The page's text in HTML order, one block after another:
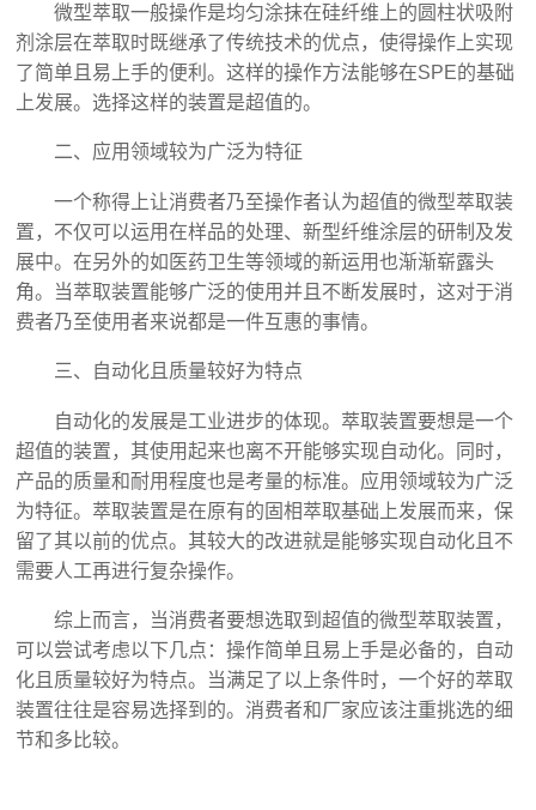
微型萃取一般操作是均匀涂抹在硅纤维上的圆柱状吸附
剂涂层在萃取时既继承了传统技术的优点，使得操作上实现
了简单且易上手的便利。这样的操作方法能够在SPE的基础
上发展。选择这样的装置是超值的。
二、应用领域较为广泛为特征
一个称得上让消费者乃至操作者认为超值的微型萃取装
置，不仅可以运用在样品的处理、新型纤维涂层的研制及发
展中。在另外的如医药卫生等领域的新运用也渐渐崭露头
角。当萃取装置能够广泛的使用并且不断发展时，这对于消
费者乃至使用者来说都是一件互惠的事情。
三、自动化且质量较好为特点
自动化的发展是工业进步的体现。萃取装置要想是一个
超值的装置，其使用起来也离不开能够实现自动化。同时，
产品的质量和耐用程度也是考量的标准。应用领域较为广泛
为特征。萃取装置是在原有的固相萃取基础上发展而来，保
留了其以前的优点。其较大的改进就是能够实现自动化且不
需要人工再进行复杂操作。
综上而言，当消费者要想选取到超值的微型萃取装置，
可以尝试考虑以下几点：操作简单且易上手是必备的，自动
化且质量较好为特点。当满足了以上条件时，一个好的萃取
装置往往是容易选择到的。消费者和厂家应该注重挑选的细
节和多比较。